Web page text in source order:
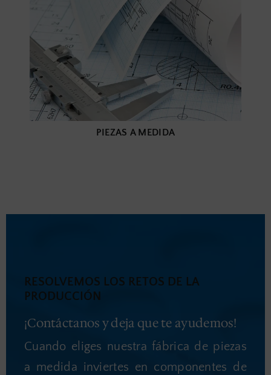
PIEZAS A MEDIDA
RESOLVEMOS LOS RETOS DE LA
PRODUCCIÓN
¡Contáctanos y deja que te ayudemos!
Cuando eliges nuestra fábrica de piezas
a medida inviertes en componentes de